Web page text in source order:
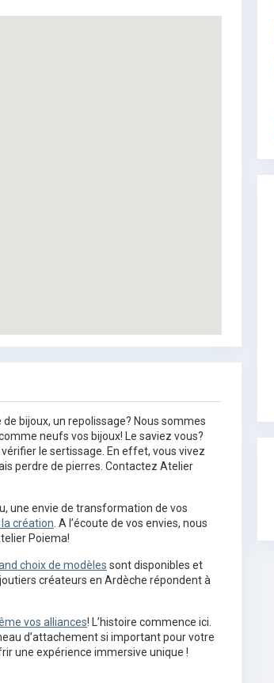
bijoux, un repolissage? Nous sommes
neufs vos bijoux! Le saviez vous?
le sertissage. En effet, vous vivez
perdre de pierres. Contactez Atelier
une envie de transformation de vos
la création . A l’écoute de vos envies, nous
Poiema!
choix de modèles sont disponibles et
créateurs en Ardèche répondent à
vos alliances! L’histoire commence ici.
d’attachement si important pour votre
une expérience immersive unique !